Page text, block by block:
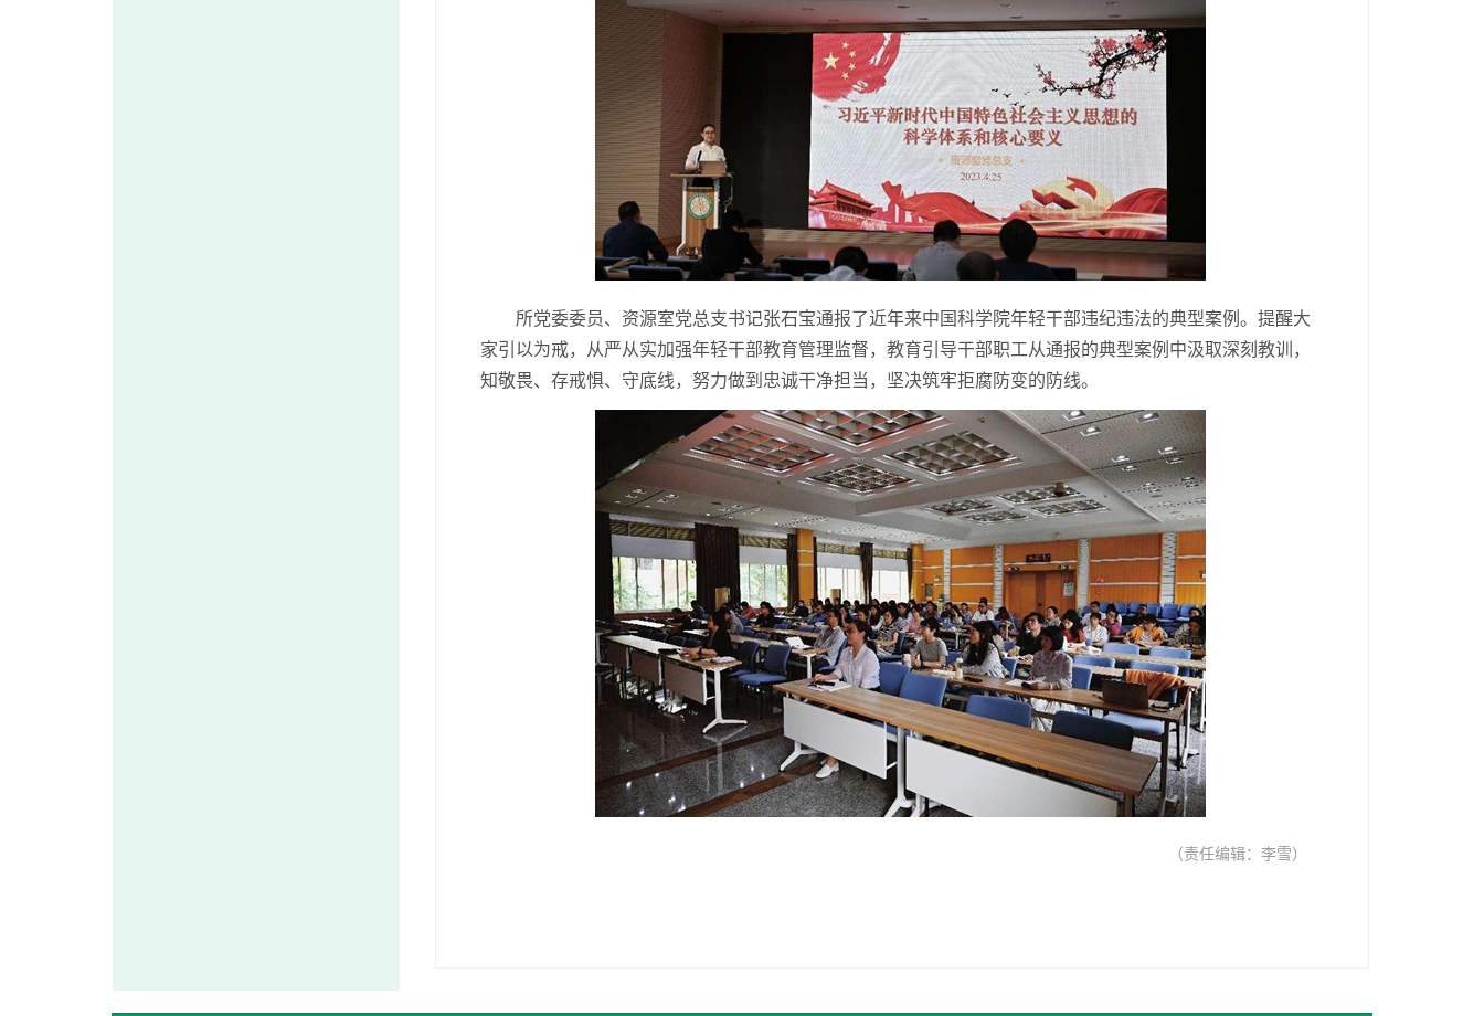
所党委委员、资源室党总支书记张石宝通报了近年来中国科学院年轻干部违纪违法的典型案例。提醒大
家引以为戒，从严从实加强年轻干部教育管理监督，教育引导干部职工从通报的典型案例中汲取深刻教训，
知敬畏、存戒惧、守底线，努力做到忠诚干净担当，坚决筑牢拒腐防变的防线。
（责任编辑：李雪）